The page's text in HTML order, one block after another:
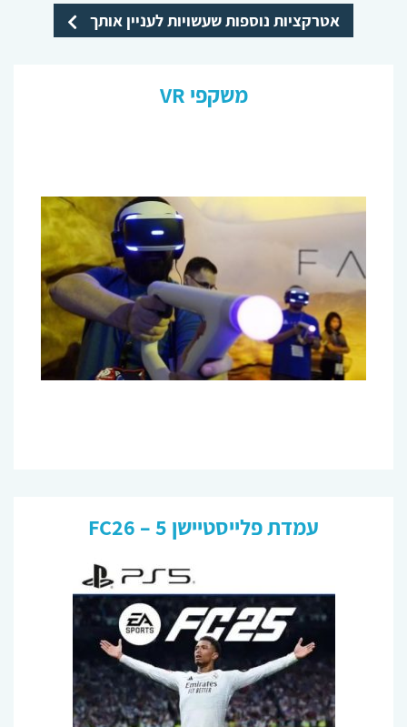
אטרקציות נוספות שעשויות לעניין אותך
משקפי VR
עמדת פלייסטיישן 5 – FC26